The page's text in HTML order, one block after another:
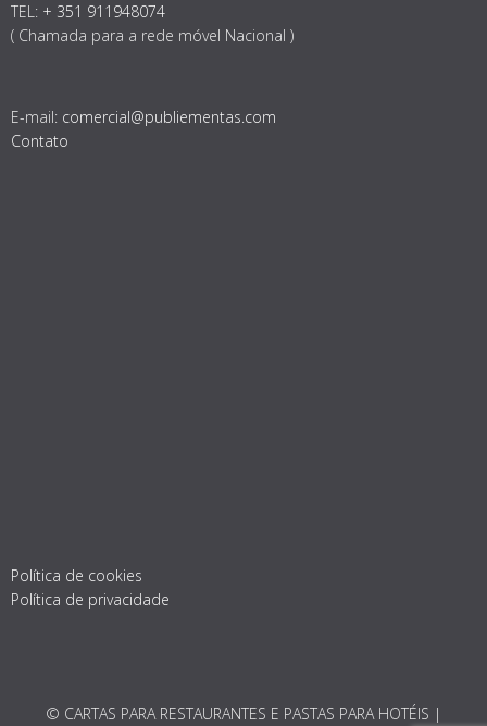
TEL: + 351 911948074
( Chamada para a rede móvel Nacional )
E-mail: comercial@publiementas.com
Contato
Política de cookies
Política de privacidade
© CARTAS PARA RESTAURANTES E PASTAS PARA HOTÉIS |